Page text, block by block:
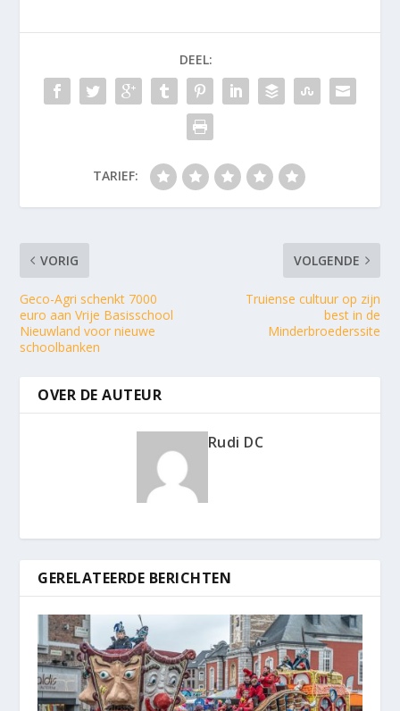
DEEL:
TARIEF:
VORIG
Geco-Agri schenkt 7000
euro aan Vrije Basisschool
Nieuwland voor nieuwe
schoolbanken
VOLGENDE
Truiense cultuur op zijn
best in de
Minderbroederssite
OVER DE AUTEUR
Rudi DC
GERELATEERDE BERICHTEN